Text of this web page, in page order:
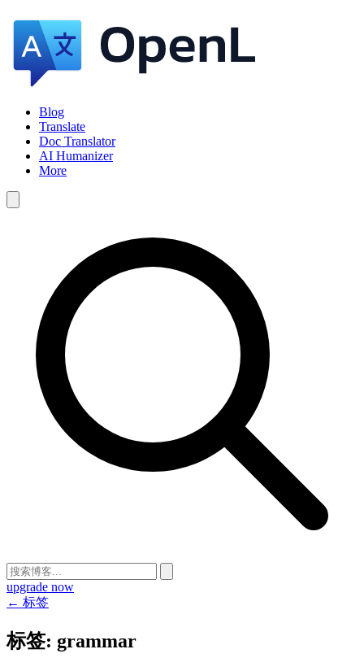
Blog
Translate
Doc Translator
AI Humanizer
More
upgrade now
← 标签
标签: grammar